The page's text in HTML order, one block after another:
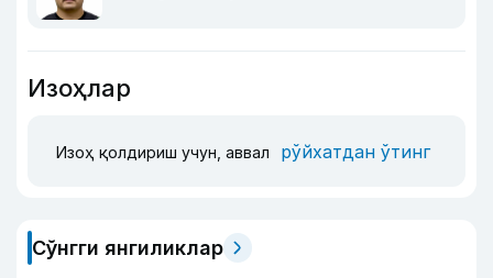
Изоҳлар
Изоҳ қолдириш учун, аввал рўйхатдан ўтинг
Сўнгги янгиликлар